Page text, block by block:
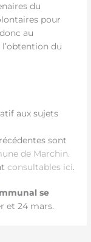
du
pour
au
du
aux sujets
sont
de Marchin.
consultables ici.
se
et 24 mars.